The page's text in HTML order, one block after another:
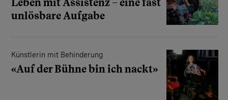
Leben mit Assistenz – eine fast
unlösbare Aufgabe
Künstlerin mit Behinderung
«Auf der Bühne bin ich nackt»